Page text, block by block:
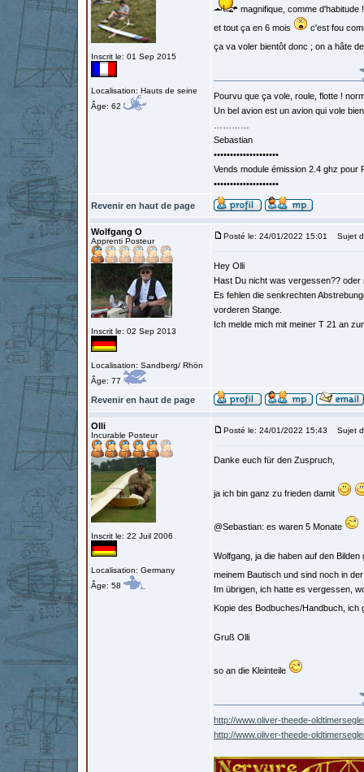
Inscrit le: 01 Sep 2015
Localisation: Hauts de seine
Âge: 62
magnifique, comme d'habitude !
et tout ça en 6 mois
c'est fou
ça va voler bientôt donc ; on a hâte
Pourvu que ça vole, roule, flotte !
Un bel avion est un avion qui vole
Sebastian
••••••••••••••••••••
Vends module émission 2.4 ghz
••••••••••••••••••••
Revenir en haut de page
Wolfgang O
Apprenti Posteur
Inscrit le: 02 Sep 2013
Localisation: Sandberg/ Rhön
Âge: 77
Posté le: 24/01/2022 15:01 Sujet
Hey Olli
Hast Du nicht was vergessen?? oder
Es fehlen die senkrechten
vorderen Stange.
Ich melde mich mit meiner T 21 an
Revenir en haut de page
Olli
Incurable Posteur
Inscrit le: 22 Juil 2006
Localisation: Germany
Âge: 58
Posté le: 24/01/2022 15:43 Sujet
Danke euch für den Zuspruch,
ja ich bin ganz zu frieden damit
@Sebastian: es waren 5 Monate
Wolfgang, ja die haben auf den
meinem Bautisch und sind noch in
Im übrigen, ich hatte es vergessen,
Kopie des Bodbuches/Handbuch,
Gruß Olli
so an die Kleinteile
http://www.oliver-theede-
http://www.oliver-theede-